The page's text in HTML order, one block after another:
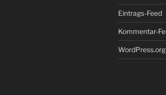
Eintrags-Feed
Kommentar-
WordPress.org